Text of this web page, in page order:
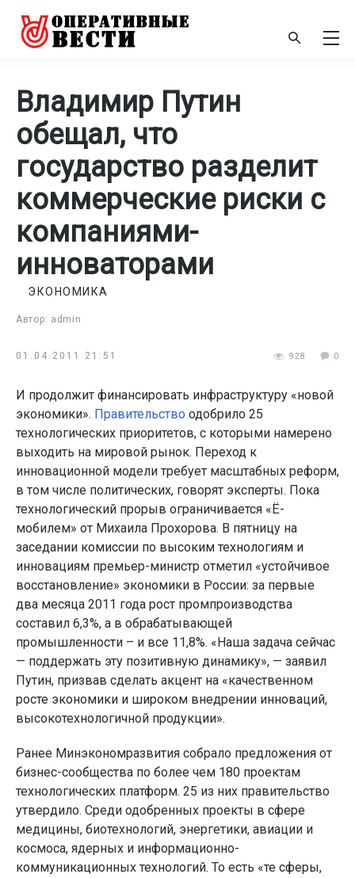
Владимир Путин
обещал, что
государство разделит
коммерческие риски с
компаниями-
инноваторами
Автор: admin
ЭКОНОМИКА
01.04.2011 21:51 928 0
И продолжит финансировать инфраструктуру «новой
экономики». Правительство одобрило 25
технологических приоритетов, с которыми намерено
выходить на мировой рынок. Переход к
инновационной модели требует масштабных реформ,
в том числе политических, говорят эксперты. Пока
технологический прорыв ограничивается «Ё-
мобилем» от Михаила Прохорова. В пятницу на
заседании комиссии по высоким технологиям и
инновациям премьер-министр отметил «устойчивое
восстановление» экономики в России: за первые
два месяца 2011 года рост промпроизводства
составил 6,3%, а в обрабатывающей
промышленности – и все 11,8%. «Наша задача сейчас
— поддержать эту позитивную динамику», — заявил
Путин, призвав сделать акцент на «качественном
росте экономики и широком внедрении инноваций,
высокотехнологичной продукции».
Ранее Минэкономразвития собрало предложения от
бизнес-сообщества по более чем 180 проектам
технологических платформ. 25 из них правительство
утвердило. Среди одобренных проекты в сфере
медицины, биотехнологий, энергетики, авиации и
космоса, ядерных и информационно-
коммуникационных технологий. То есть «те сферы,